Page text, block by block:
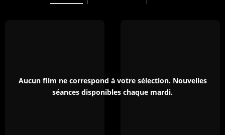
Aucun film ne correspond à votre sélection. Nouvelles
séances disponibles chaque mardi.